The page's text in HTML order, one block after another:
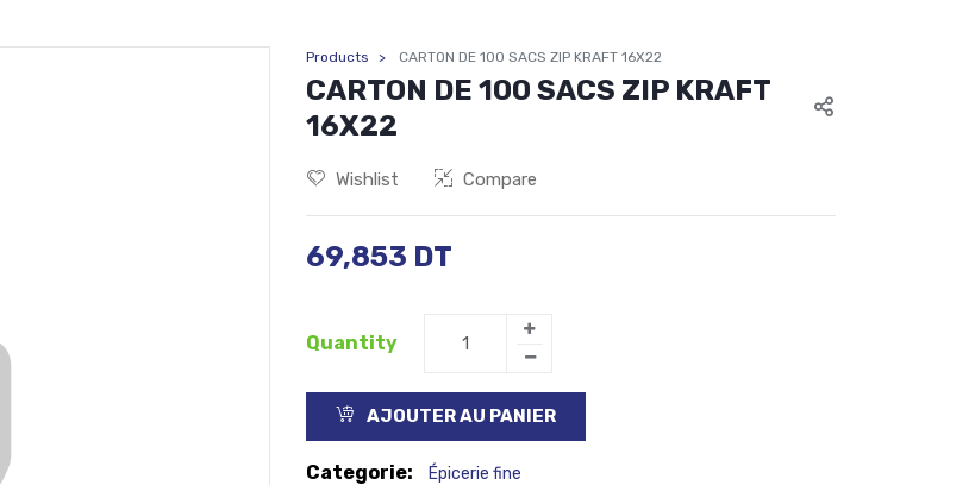
Products CARTON DE 100 SACS ZIP KRAFT 16X22
CARTON DE 100 SACS ZIP KRAFT
16X22
Wishlist Compare
69,853 DT
Quantity
AJOUTER AU PANIER
Categorie: Épicerie fine